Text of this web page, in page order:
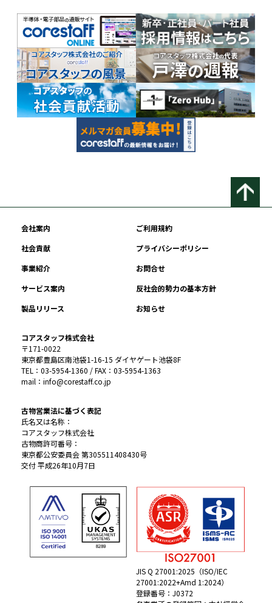
会社案内
ご利用規約
社会貢献
プライバシーポリシー
事業紹介
お問合せ
サービス案内
反社会的勢力の基本方針
製品リリース
お知らせ
コアスタッフ株式会社
〒171-0022
東京都豊島区南池袋1-16-15 ダイヤゲート池袋8F
TEL：03-5954-1360 / FAX：03-5954-1363
mail：info@corestaff.co.jp
古物営業法に基づく表記
氏名又は名称：
コアスタッフ株式会社
古物商許可番号：
東京都公安委員会 第305511408430号
交付 平成26年10月7日
JIS Q 27001:2025（ISO/IEC
27001:2022+Amd 1:2024）
登録番号：J0372